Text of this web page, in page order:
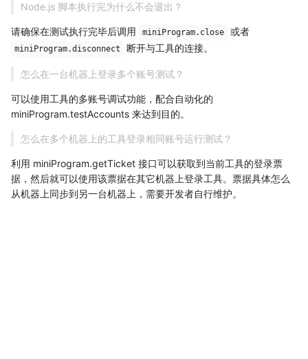
Node.js 脚本执行完为什么不会退出？
请确保在测试执行完毕后调用 miniProgram.close 或者
miniProgram.disconnect 断开与工具的连接。
怎么在一台机器上登录多个账号测试？
可以使用工具的多账号调试功能，配合自动化的
miniProgram.testAccounts 来达到目的。
怎么在多个机器上的工具登录相同账号运行测试？
利用 miniProgram.getTicket 接口可以获取到当前工具的登录票
据，然后就可以使用该票据在其它机器上登录工具。票据具体怎么
从机器上同步到另一台机器上，需要开发者自行维护。